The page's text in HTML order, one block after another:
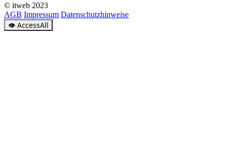
© itweb 2023
AGB Impressum Datenschutzhinweise
👁 AccessAll